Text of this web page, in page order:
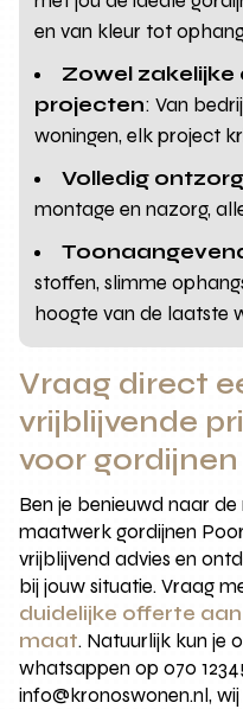
en van kleur tot
Zowel zakelijke
projecten: Van
woningen, elk project
Volledig
montage en nazorg,
stoffen, slimme
hoogte van de laatste
Vraag direct
vrijblijvende
voor
Ben je benieuwd naar
maatwerk gordijnen
vrijblijvend advies en
bij jouw situatie. Vraag
duidelijke offerte
maat. Natuurlijk kun je
whatsappen op 070
info@kronoswonen.nl,